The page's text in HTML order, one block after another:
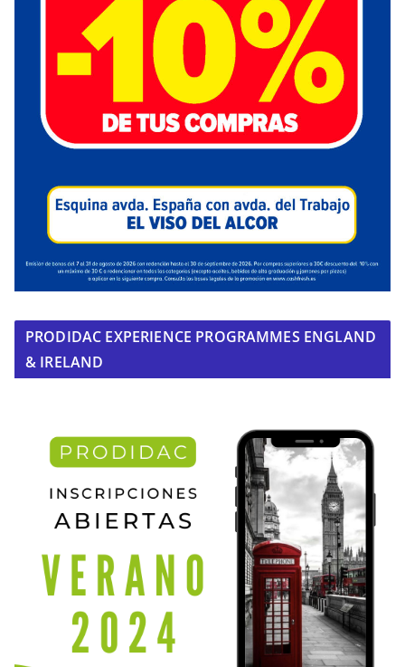
PRODIDAC EXPERIENCE PROGRAMMES ENGLAND
& IRELAND